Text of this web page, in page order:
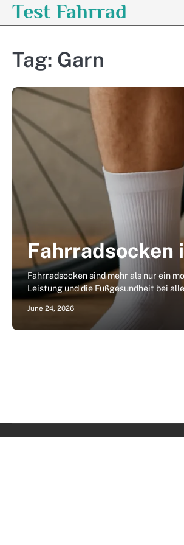
SkipTest Fahrrad
Tag: Garn
Fahrradsocken
Fahrradsocken sind mehr als nur ein
Leistung und die Fußgesundheit bei
June 24, 2026